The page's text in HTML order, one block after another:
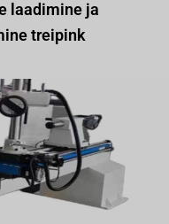
laadimine ja
treipink